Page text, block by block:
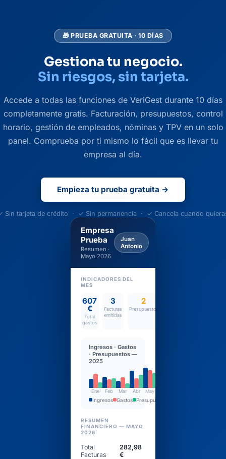
🎁 PRUEBA GRATUITA · 10 DÍAS
Gestiona tu negocio.
Sin riesgos, sin tarjeta.
Accede a todas las funciones de VeriGest durante 10 días
completamente gratis. Facturación, presupuestos, control
horario, gestión de empleados, nóminas y TPV en un solo
panel. Comprueba por ti mismo lo fácil que es llevar tu
empresa al día.
Empieza tu prueba gratuita →
Sin tarjeta de crédito · ✓ Sin permanencia · ✓ Cancela cuando
Empresa
Prueba
Resumen ·
Mayo 2026
Juan
Antonio
INDICADORES DEL
MES
607
€
Total
gastos
3
Facturas
emitidas
2
Presupuestos
Ingresos · Gastos
· Presupuestos —
2025
Ene Feb Mar Abr May
Ingresos Gastos Presupuestos
RESUMEN
FINANCIERO — MAYO
2026
Total
Facturas
282,98
€